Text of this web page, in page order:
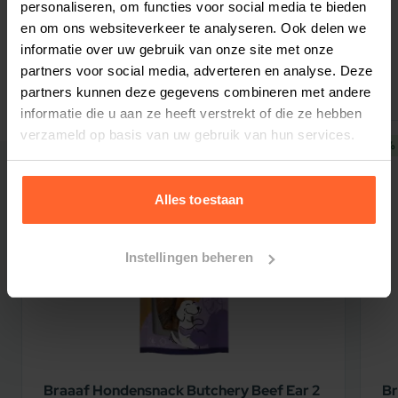
personaliseren, om functies voor social media te bieden
en om ons websiteverkeer te analyseren. Ook delen we
informatie over uw gebruik van onze site met onze
partners voor social media, adverteren en analyse. Deze
partners kunnen deze gegevens combineren met andere
informatie die u aan ze heeft verstrekt of die ze hebben
verzameld op basis van uw gebruik van hun services.
Alles toestaan
Instellingen beheren
ingrediënten en u zal er ook blij mee zijn.
Ingredienten Orijen Tundra:
Verse geit (4%) * * , vers schaap
(4%)*, verse bizon (4%)* , verse riddervis (4%)*,
vers konijn (4%)* , verse eend (4%) *, verse
regenboogforel (4%)*, verse sardientjes (4%)*,
gedroogd hert (4%), gedroogde kabeljauw (4%),
wijting (4%), rode linzen, groene linzen, eenden
koolvis (3%), kekerbonen, gele erwten, groene
erwten, alfalfa, zeewier, pompoen, squash,
kabeljauwlever (1,5%)*, geitenpens (1,5%)
geitenlever (1,5%) * , schapenpens
Gerelateerde producten
5% korting
Braaaf Hondensnack Butchery Beef Ear 2